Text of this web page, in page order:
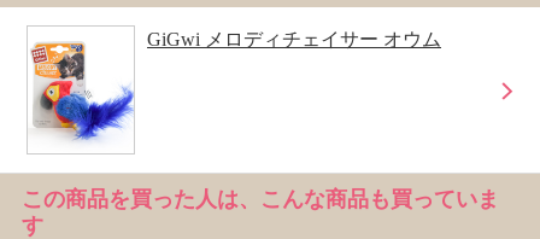
GiGwi メロディチェイサー オウム
この商品を買った人は、こんな商品も買っていま
す